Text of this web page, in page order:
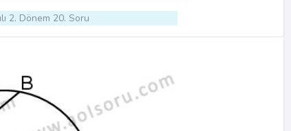
2. Dönem 20. Soru